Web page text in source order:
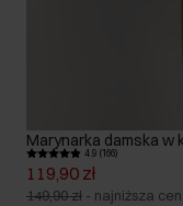
Marynarka damska w
4.9 (166)
119,90 zł
149,90 zł - najniższa